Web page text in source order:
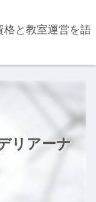
格と教室運営を語
リアーナ